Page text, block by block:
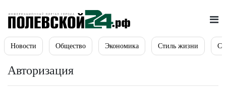
Новости Общество Экономика Стиль жизни
Авторизация